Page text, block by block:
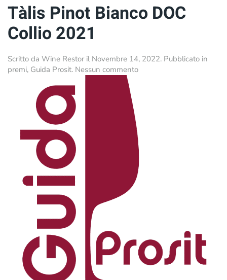
Tàlis Pinot Bianco DOC
Collio 2021
Scritto da Wine Restor il Novembre 14, 2022. Pubblicato in
premi, Guida Prosit. Nessun commentosu